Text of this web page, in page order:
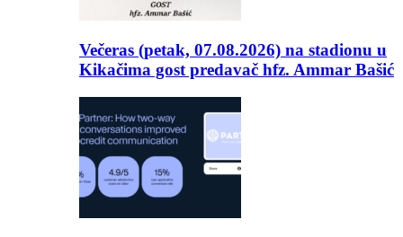
Večeras (petak, 07.08.2026) na stadionu u
Kikačima gost predavač hfz. Ammar Bašić